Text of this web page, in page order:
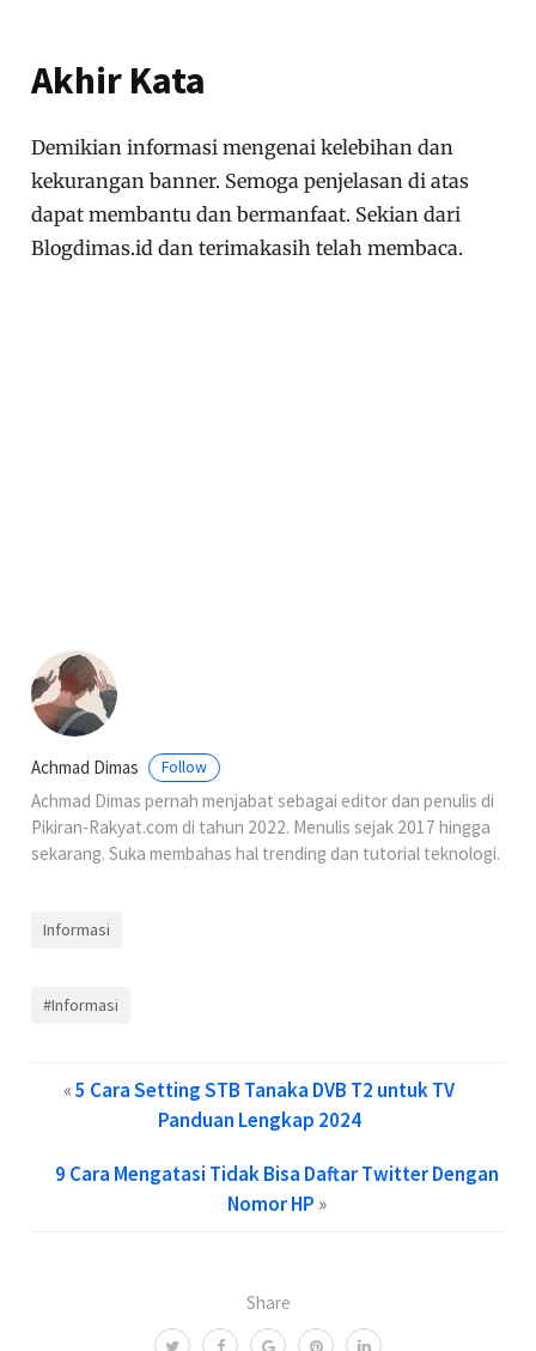
Share
Akhir Kata
Demikian informasi mengenai kelebihan dan
kekurangan banner. Semoga penjelasan di atas
dapat membantu dan bermanfaat. Sekian dari
Blogdimas.id dan terimakasih telah membaca.
Achmad Dimas Follow
Achmad Dimas pernah menjabat sebagai editor dan penulis di
Pikiran-Rakyat.com di tahun 2022. Menulis sejak 2017 hingga
sekarang. Suka membahas hal trending dan tutorial teknologi.
Informasi
#Informasi
«5 Cara Setting STB Tanaka DVB T2 untuk TV
Panduan Lengkap 2024
9 Cara Mengatasi Tidak Bisa Daftar Twitter Dengan
Nomor HP »